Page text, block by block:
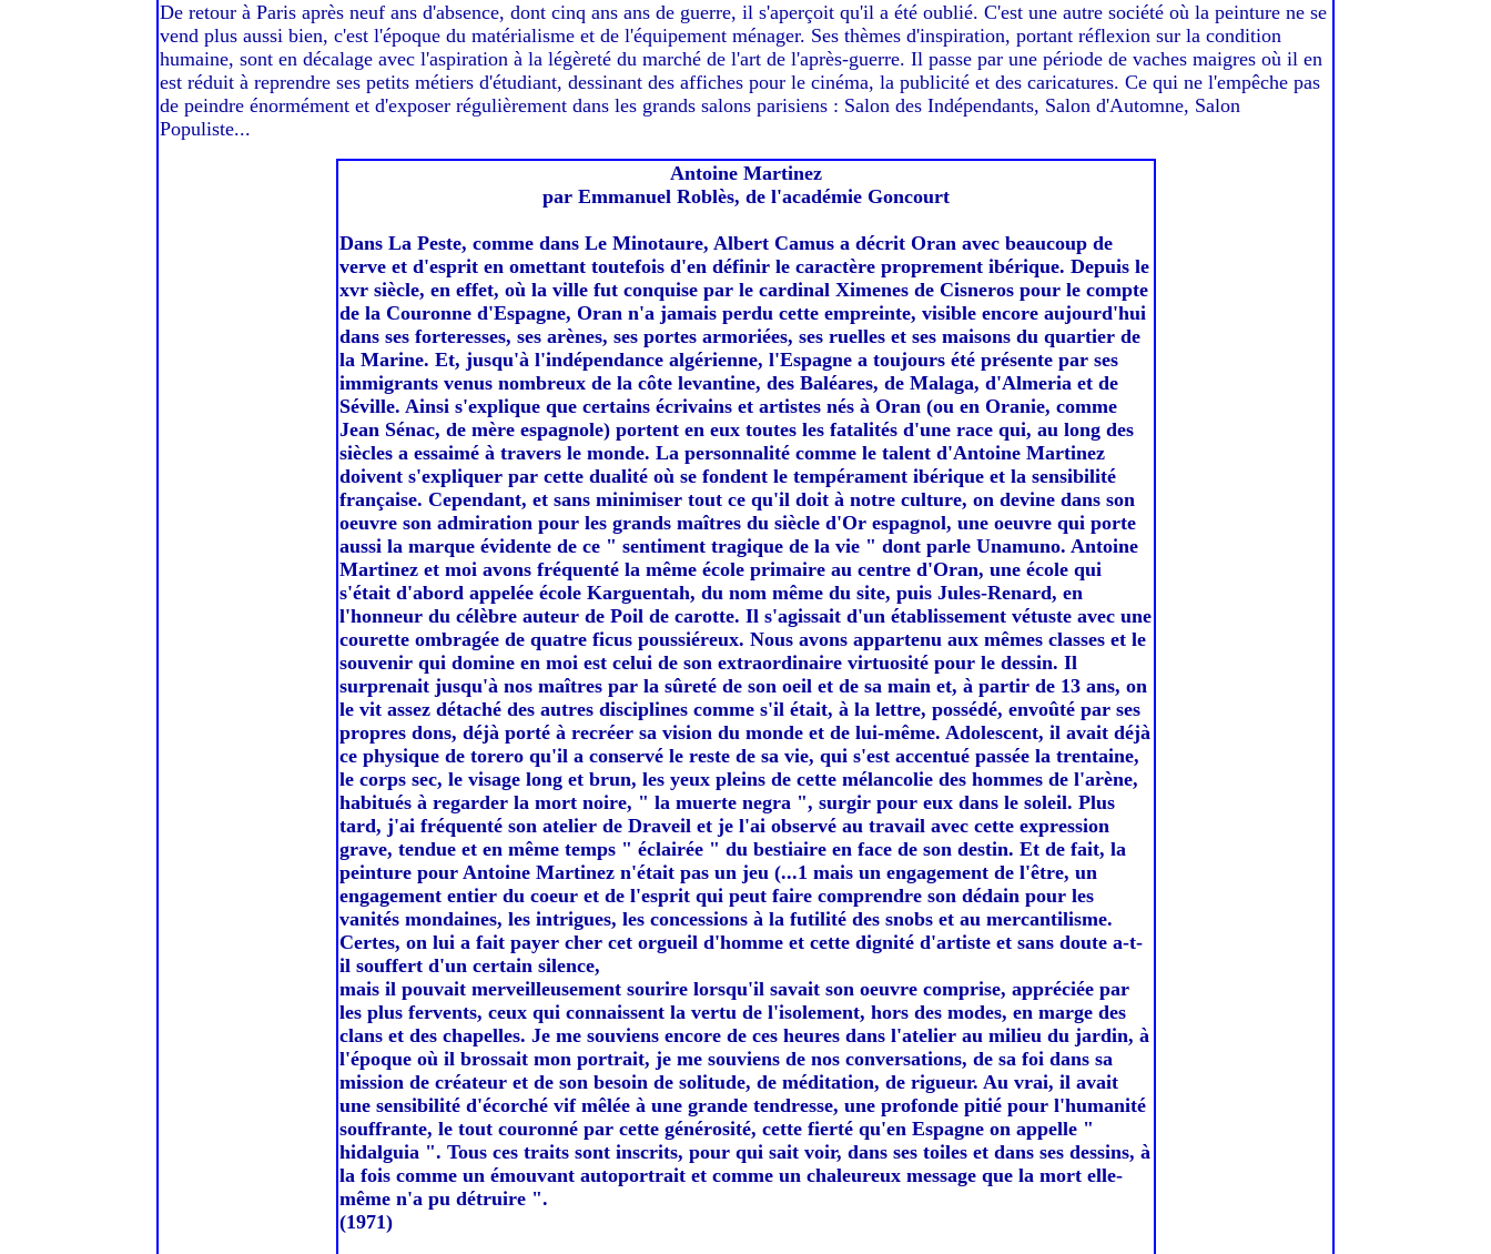
De retour à Paris après neuf ans d'absence, dont cinq ans ans de guerre, il s'aperçoit qu'il a été oublié. C'est une autre société où la peinture ne se
vend plus aussi bien, c'est l'époque du matérialisme et de l'équipement ménager. Ses thèmes d'inspiration, portant réflexion sur la condition
humaine, sont en décalage avec l'aspiration à la légèreté du marché de l'art de l'après-guerre. Il passe par une période de vaches maigres où il en
est réduit à reprendre ses petits métiers d'étudiant, dessinant des affiches pour le cinéma, la publicité et des caricatures. Ce qui ne l'empêche pas
de peindre énormément et d'exposer régulièrement dans les grands salons parisiens : Salon des Indépendants, Salon d'Automne, Salon
Populiste...
Antoine Martinez
par Emmanuel Roblès, de l'académie Goncourt
Dans La Peste, comme dans Le Minotaure, Albert Camus a décrit Oran avec beaucoup de
verve et d'esprit en omettant toutefois d'en définir le caractère proprement ibérique. Depuis le
xvr siècle, en effet, où la ville fut conquise par le cardinal Ximenes de Cisneros pour le compte
de la Couronne d'Espagne, Oran n'a jamais perdu cette empreinte, visible encore aujourd'hui
dans ses forteresses, ses arènes, ses portes armoriées, ses ruelles et ses maisons du quartier de
la Marine. Et, jusqu'à l'indépendance algérienne, l'Espagne a toujours été présente par ses
immigrants venus nombreux de la côte levantine, des Baléares, de Malaga, d'Almeria et de
Séville. Ainsi s'explique que certains écrivains et artistes nés à Oran (ou en Oranie, comme
Jean Sénac, de mère espagnole) portent en eux toutes les fatalités d'une race qui, au long des
siècles a essaimé à travers le monde. La personnalité comme le talent d'Antoine Martinez
doivent s'expliquer par cette dualité où se fondent le tempérament ibérique et la sensibilité
française. Cependant, et sans minimiser tout ce qu'il doit à notre culture, on devine dans son
oeuvre son admiration pour les grands maîtres du siècle d'Or espagnol, une oeuvre qui porte
aussi la marque évidente de ce " sentiment tragique de la vie " dont parle Unamuno. Antoine
Martinez et moi avons fréquenté la même école primaire au centre d'Oran, une école qui
s'était d'abord appelée école Karguentah, du nom même du site, puis Jules-Renard, en
l'honneur du célèbre auteur de Poil de carotte. Il s'agissait d'un établissement vétuste avec une
courette ombragée de quatre ficus poussiéreux. Nous avons appartenu aux mêmes classes et le
souvenir qui domine en moi est celui de son extraordinaire virtuosité pour le dessin. Il
surprenait jusqu'à nos maîtres par la sûreté de son oeil et de sa main et, à partir de 13 ans, on
le vit assez détaché des autres disciplines comme s'il était, à la lettre, possédé, envoûté par ses
propres dons, déjà porté à recréer sa vision du monde et de lui-même. Adolescent, il avait déjà
ce physique de torero qu'il a conservé le reste de sa vie, qui s'est accentué passée la trentaine,
le corps sec, le visage long et brun, les yeux pleins de cette mélancolie des hommes de l'arène,
habitués à regarder la mort noire, " la muerte negra ", surgir pour eux dans le soleil. Plus
tard, j'ai fréquenté son atelier de Draveil et je l'ai observé au travail avec cette expression
grave, tendue et en même temps " éclairée " du bestiaire en face de son destin. Et de fait, la
peinture pour Antoine Martinez n'était pas un jeu (...1 mais un engagement de l'être, un
engagement entier du coeur et de l'esprit qui peut faire comprendre son dédain pour les
vanités mondaines, les intrigues, les concessions à la futilité des snobs et au mercantilisme.
Certes, on lui a fait payer cher cet orgueil d'homme et cette dignité d'artiste et sans doute a-t-
il souffert d'un certain silence,
mais il pouvait merveilleusement sourire lorsqu'il savait son oeuvre comprise, appréciée par
les plus fervents, ceux qui connaissent la vertu de l'isolement, hors des modes, en marge des
clans et des chapelles. Je me souviens encore de ces heures dans l'atelier au milieu du jardin, à
l'époque où il brossait mon portrait, je me souviens de nos conversations, de sa foi dans sa
mission de créateur et de son besoin de solitude, de méditation, de rigueur. Au vrai, il avait
une sensibilité d'écorché vif mêlée à une grande tendresse, une profonde pitié pour l'humanité
souffrante, le tout couronné par cette générosité, cette fierté qu'en Espagne on appelle "
hidalguia ". Tous ces traits sont inscrits, pour qui sait voir, dans ses toiles et dans ses dessins, à
la fois comme un émouvant autoportrait et comme un chaleureux message que la mort elle-
même n'a pu détruire ".
(1971)